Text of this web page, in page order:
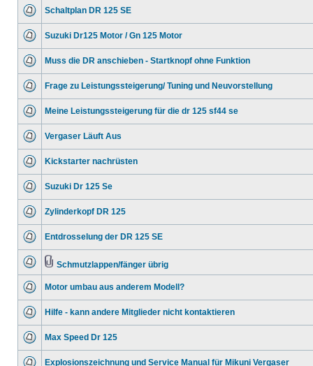
Schaltplan DR 125 SE
Suzuki Dr125 Motor / Gn 125 Motor
Muss die DR anschieben - Startknopf ohne Funktion
Frage zu Leistungssteigerung/ Tuning und Neuvorstellung
Meine Leistungssteigerung für die dr 125 sf44 se
Vergaser Läuft Aus
Kickstarter nachrüsten
Suzuki Dr 125 Se
Zylinderkopf DR 125
Entdrosselung der DR 125 SE
Schmutzlappen/fänger übrig
Motor umbau aus anderem Modell?
Hilfe - kann andere Mitglieder nicht kontaktieren
Max Speed Dr 125
Explosionszeichnung und Service Manual für Mikuni Vergaser